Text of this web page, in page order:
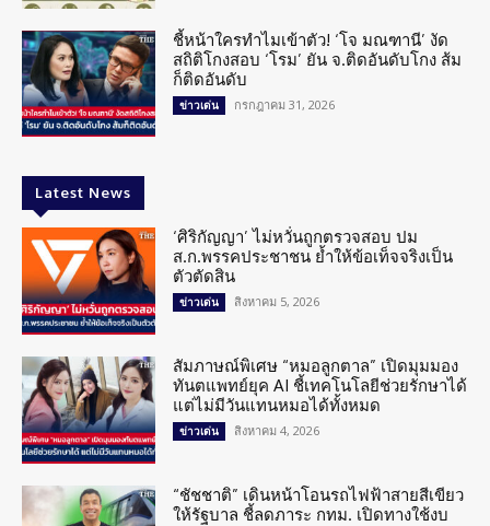
ชี้หน้าใครทำไมเข้าตัว! ‘โจ มณฑานี’ งัด
สถิติโกงสอบ ‘โรม’ ยัน จ.ติดอันดับโกง ส้ม
ก็ติดอันดับ
ข่าวเด่น กรกฎาคม 31, 2026
Latest News
‘ศิริกัญญา’ ไม่หวั่นถูกตรวจสอบ ปม
ส.ก.พรรคประชาชน ย้ำให้ข้อเท็จจริงเป็น
ตัวตัดสิน
ข่าวเด่น สิงหาคม 5, 2026
สัมภาษณ์พิเศษ “หมอลูกตาล” เปิดมุมมอง
ทันตแพทย์ยุค AI ชี้เทคโนโลยีช่วยรักษาได้
แต่ไม่มีวันแทนหมอได้ทั้งหมด
ข่าวเด่น สิงหาคม 4, 2026
“ชัชชาติ” เดินหน้าโอนรถไฟฟ้าสายสีเขียว
ให้รัฐบาล ชี้ลดภาระ กทม. เปิดทางใช้งบ